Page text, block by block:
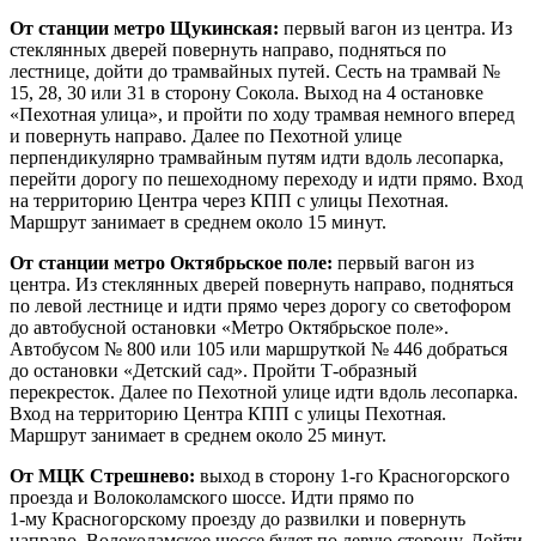
От станции метро Щукинская: первый вагон из центра. Из
стеклянных дверей повернуть направо, подняться по
лестнице, дойти до трамвайных путей. Сесть на трамвай №
15, 28, 30 или 31 в сторону Сокола. Выход на 4 остановке
«Пехотная улица», и пройти по ходу трамвая немного вперед
и повернуть направо. Далее по Пехотной улице
перпендикулярно трамвайным путям идти вдоль лесопарка,
перейти дорогу по пешеходному переходу и идти прямо. Вход
на территорию Центра через КПП с улицы Пехотная.
Маршрут занимает в среднем около 15 минут.
От станции метро Октябрьское поле: первый вагон из
центра. Из стеклянных дверей повернуть направо, подняться
по левой лестнице и идти прямо через дорогу со светофором
до автобусной остановки «Метро Октябрьское поле».
Автобусом № 800 или 105 или маршруткой № 446 добраться
до остановки «Детский сад». Пройти Т-образный
перекресток. Далее по Пехотной улице идти вдоль лесопарка.
Вход на территорию Центра КПП с улицы Пехотная.
Маршрут занимает в среднем около 25 минут.
От МЦК Стрешнево: выход в сторону 1-го Красногорского
проезда и Волоколамского шоссе. Идти прямо по
1-му Красногорскому проезду до развилки и повернуть